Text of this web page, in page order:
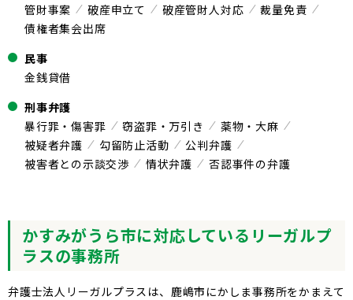
管財事案
破産申立て 破産管財人対応
裁量免責
債権者集会出席
民事
金銭貸借
刑事弁護
暴行罪・傷害罪
窃盗罪・万引き
薬物・大麻
被疑者弁護
勾留防止活動
公判弁護
被害者との示談交渉
情状弁護 否認事件の弁護
かすみがうら市に対応しているリーガルプ
ラスの事務所
弁護士法人リーガルプラスは、鹿嶋市にかしま事務所をかまえて